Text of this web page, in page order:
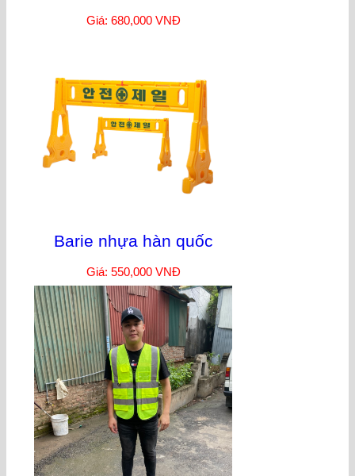
Giá: 680,000 VNĐ
Barie nhựa hàn quốc
Giá: 550,000 VNĐ